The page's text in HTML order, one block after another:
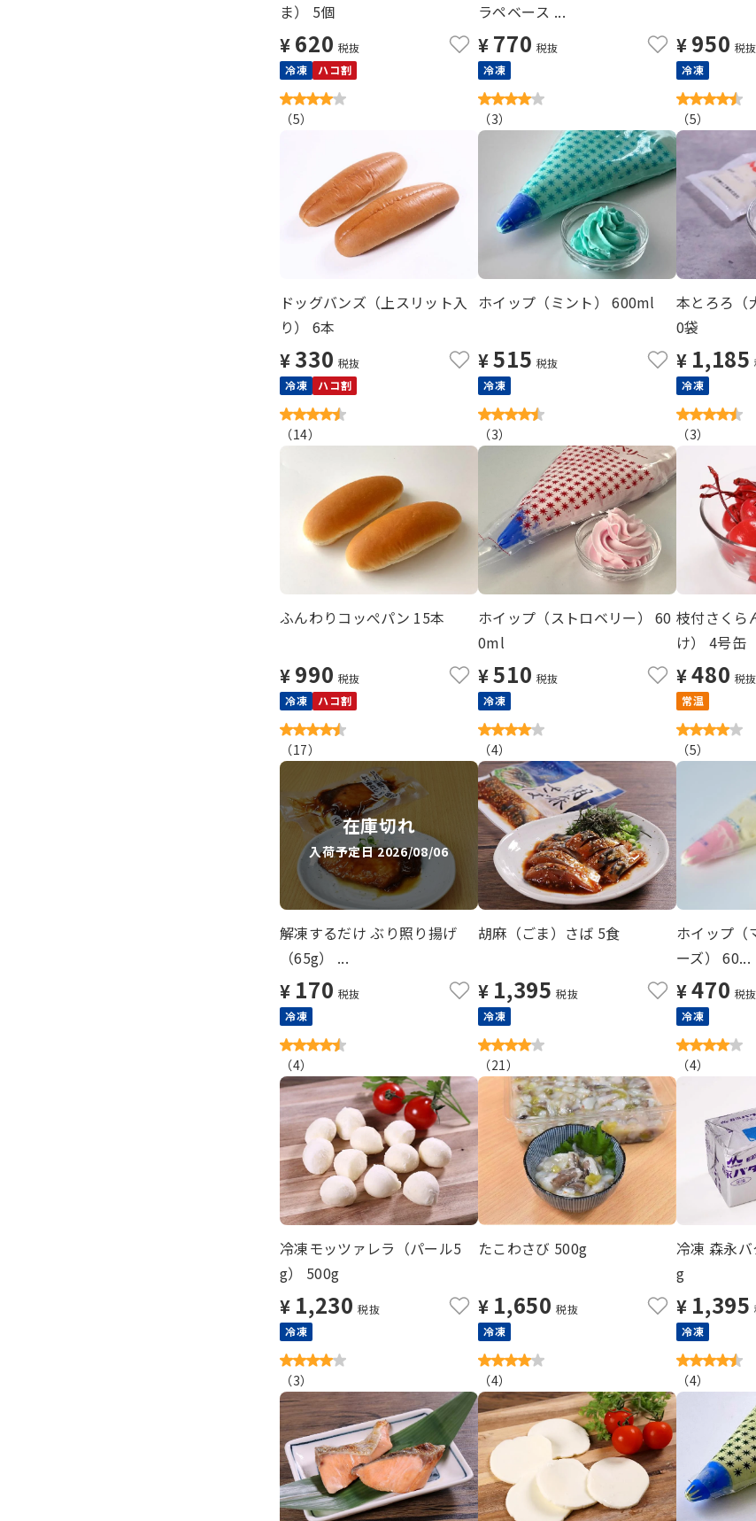
ま） 5個
¥ 620 税抜
冷凍
ハコ割
（5）
ラペベース ...
¥ 770 税抜
冷凍
（3）
¥ 950 税抜
冷凍
（5）
ドッグバンズ（上スリット入
り） 6本
¥ 330 税抜
冷凍
ハコ割
（14）
ホイップ（ミント） 600ml
¥515 税抜
冷凍
（3）
本とろろ（
0袋
¥ 1,185
冷凍
（3）
ふんわりコッぺパン 15本
¥ 990 税抜
冷凍
ハコ割
（17）
ホイップ（ストロベリー） 60
0ml
¥510 税抜
冷凍
（4）
枝付さくら
け） 4号缶
¥480 税抜
常温
（5）
在庫切れ
入荷予定日 2026/08/06
解凍するだけ ぶり照り揚げ
（65g） ...
¥ 170 税抜
冷凍
（4）
胡麻（ごま）さば 5食
¥ 1,395 税抜
冷凍
（21）
ホイップ（
ーズ） 60...
¥470 税抜
冷凍
（4）
冷凍モッツァレラ（パール5
g） 500g
¥ 1,230 税抜
冷凍
（3）
たこわさび 500g
¥ 1,650 税抜
冷凍
（4）
冷凍 森永
g
¥ 1,395
冷凍
（4）